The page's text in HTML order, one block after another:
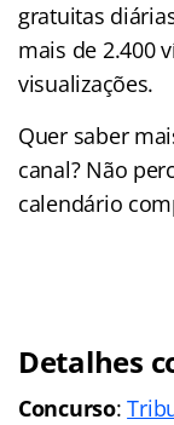
gratuitas
mais de 2.400
visualizações.
Quer saber
canal? Não
calendário
Detalhes
Concurso: